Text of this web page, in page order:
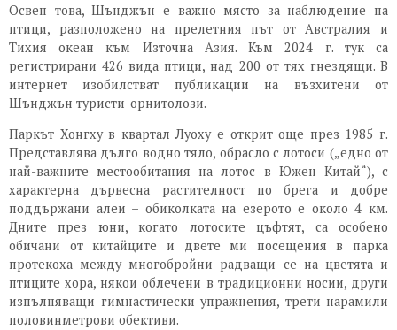
Освен това, Шънджън е важно място за наблюдение на
птици, разположено на прелетния път от Австралия и
Тихия океан към Източна Азия. Към 2024 г. тук са
регистрирани 426 вида птици, над 200 от тях гнездящи. В
интернет изобилстват публикации на възхитени от
Шънджън туристи-орнитолози.
Паркът Хонгху в квартал Луоху е открит още през 1985 г.
Представлява дълго водно тяло, обрасло с лотоси („едно от
най-важните местообитания на лотос в Южен Китай“), с
характерна дървесна растителност по брега и добре
поддържани алеи – обиколката на езерото е около 4 км.
Дните през юни, когато лотосите цъфтят, са особено
обичани от китайците и двете ми посещения в парка
протекоха между многобройни радващи се на цветята и
птиците хора, някои облечени в традиционни носии, други
изпълняващи гимнастически упражнения, трети нарамили
половинметрови обективи.